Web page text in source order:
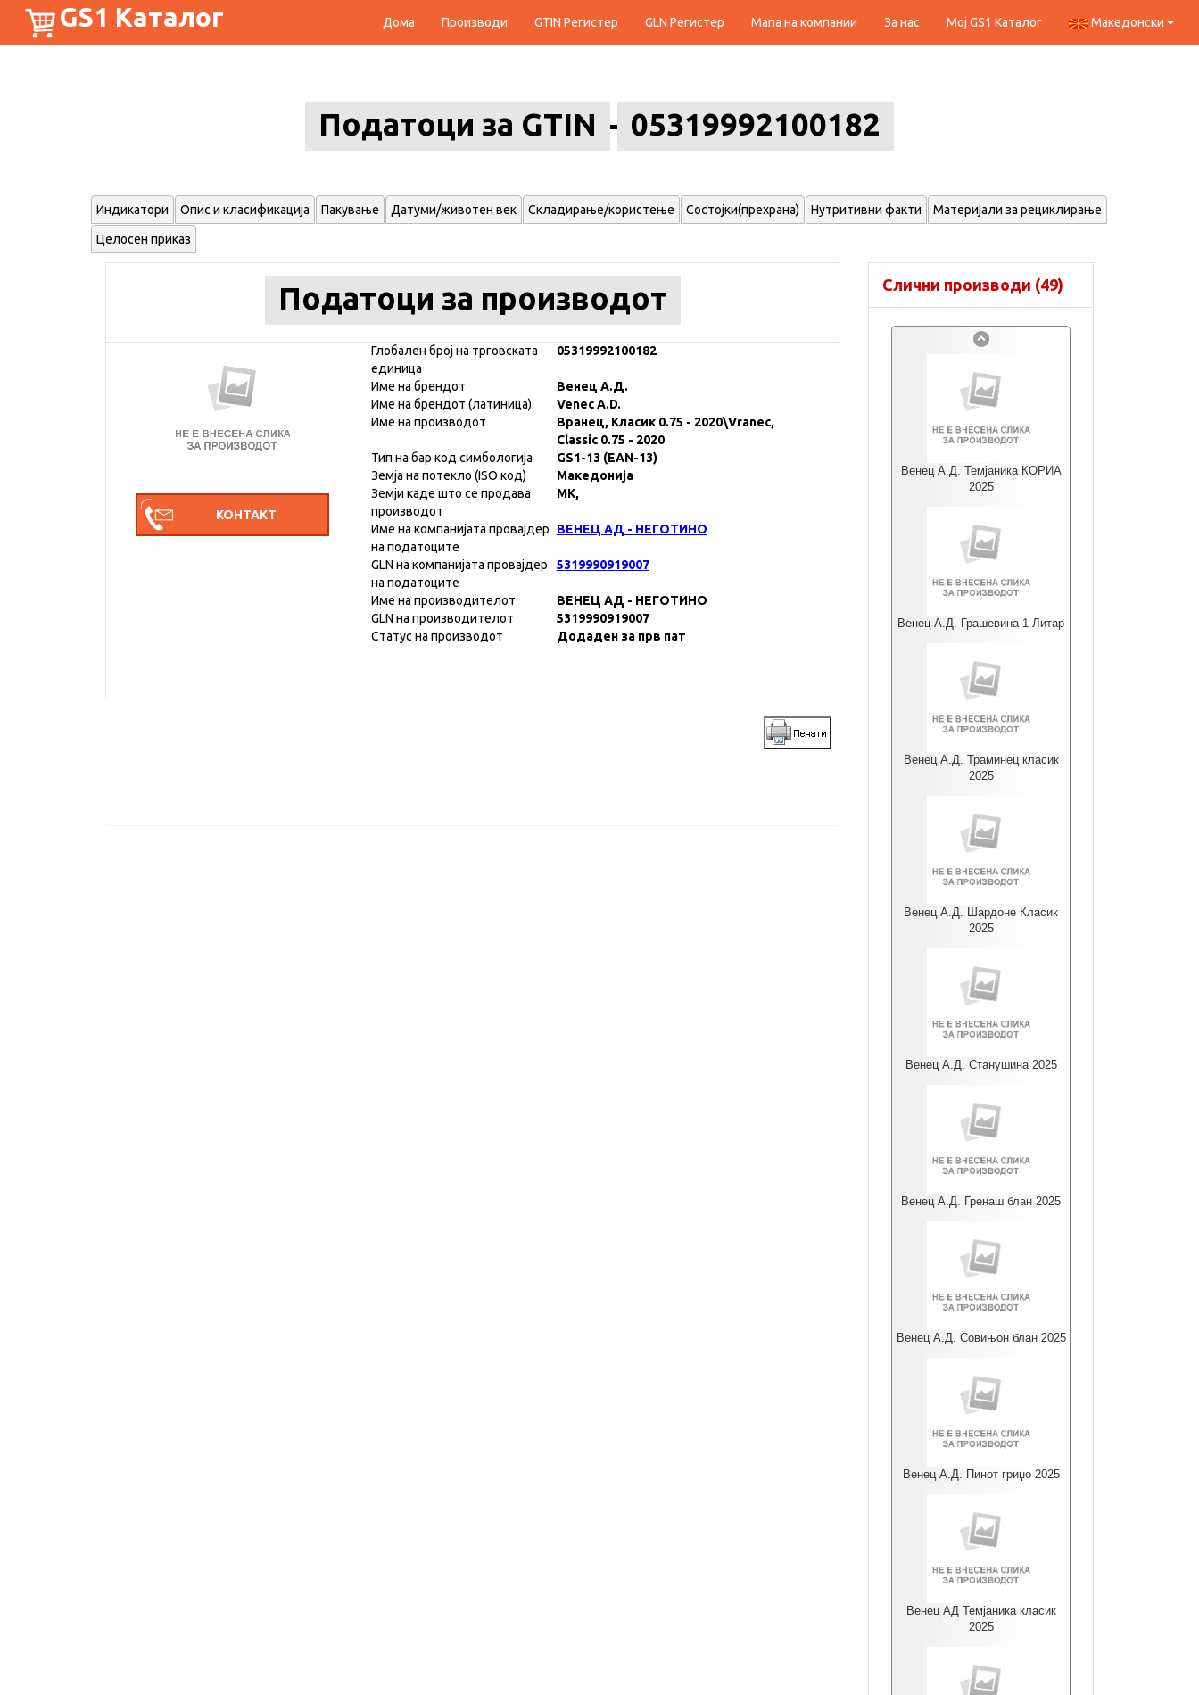
GS1 Каталог Дома Производи GTIN Регистер GLN Регистер Мапа на компании За нас Мој GS1 Каталог Македонски
Податоци за GTIN 05319992100182
Индикатори Опис и класификација Пакување Датуми/животен век Складирање/користење Состојки(прехрана) Нутритивни факти Материјали за рециклирање
Целосен приказ
Податоци за производот
Глобален број на трговската
единица
05319992100182
Име на брендот
Венец А.Д.
Име на брендот (латиница)
Venec A.D.
Име на производот
Вранец, Класик 0.75 - 2020\Vranec,
Classic 0.75 - 2020
Тип на бар код симбологија
GS1-13 (EAN-13)
Земја на потекло (ISO код)
Македонија
Земји каде што се продава
производот
MK,
Име на компанијата провајдер
на податоците
ВЕНЕЦ АД - НЕГОТИНО
GLN на компанијата провајдер
на податоците
5319990919007
Име на производителот
ВЕНЕЦ АД - НЕГОТИНО
GLN на производителот
5319990919007
Статус на производот
Додаден за прв пат
Слични производи (49)
Венец А.Д. Темјаника КОРИА
2025
Венец А.Д. Грашевина 1 Литар
Венец А.Д. Траминец класик
2025
Венец А.Д. Шардоне Класик
2025
Венец А.Д. Станушина 2025
Венец А.Д. Гренаш блан 2025
Венец А.Д. Совињон блан 2025
Венец А.Д. Пинот гриџо 2025
Венец АД Темјаника класик
2025